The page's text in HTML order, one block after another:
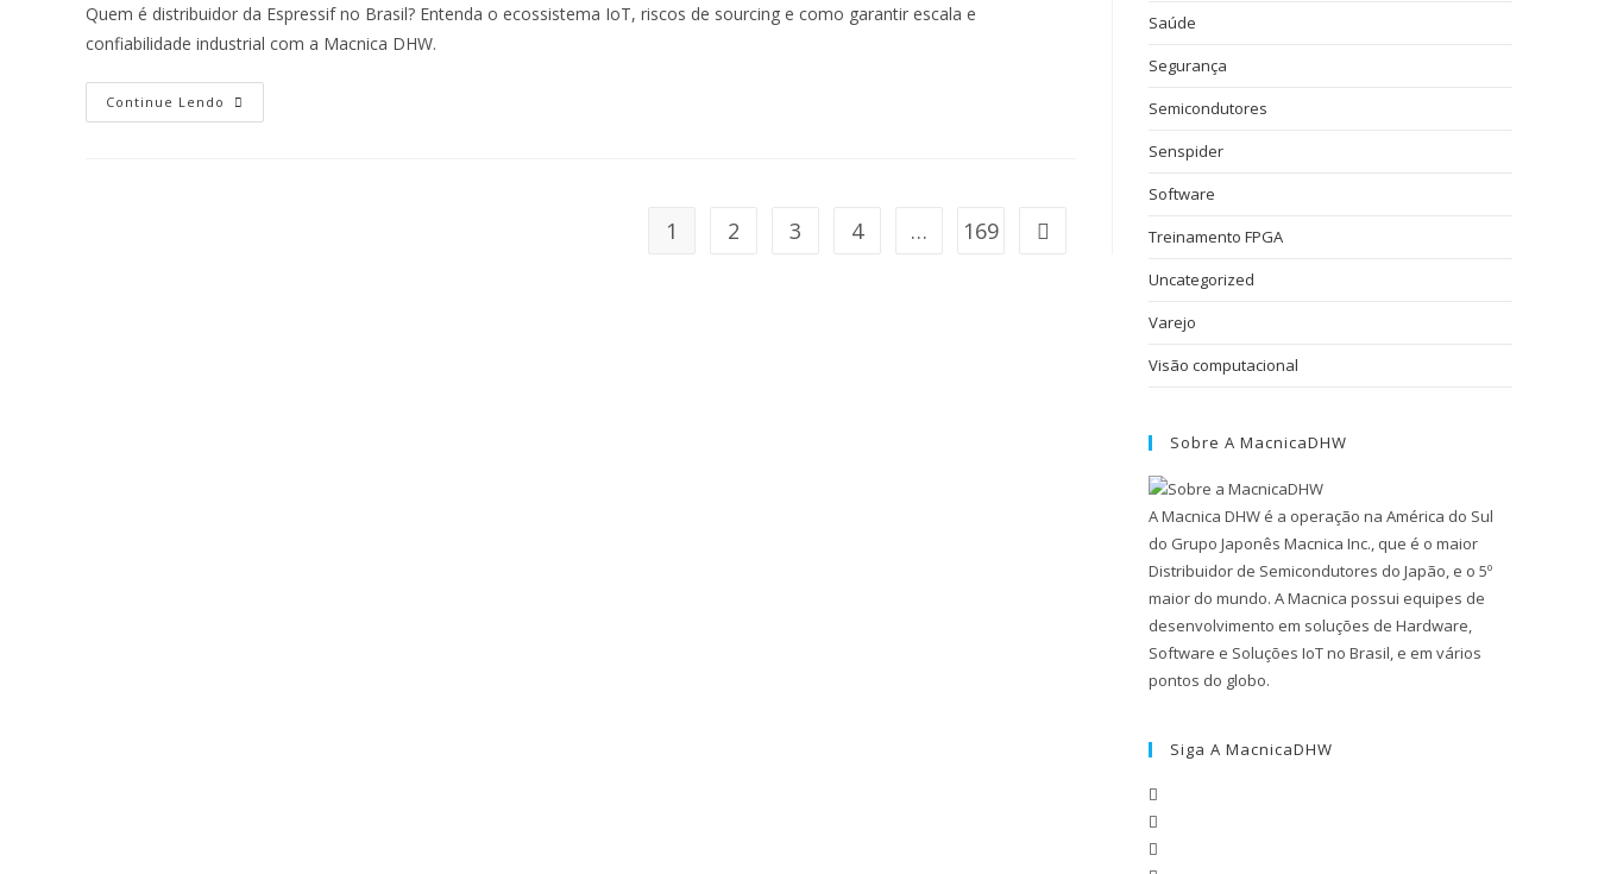
Quem é distribuidor da Espressif no Brasil? Entenda o ecossistema IoT, riscos de sourcing e como garantir escala e
confiabilidade industrial com a Macnica DHW.
Continue Lendo
1 2 3 4 … 169
Saúde
Segurança
Semicondutores
Senspider
Software
Treinamento FPGA
Uncategorized
Varejo
Visão computacional
Sobre A MacnicaDHW
A Macnica DHW é a operação na América do Sul
do Grupo Japonês Macnica Inc., que é o maior
Distribuidor de Semicondutores do Japão, e o 5º
maior do mundo. A Macnica possui equipes de
desenvolvimento em soluções de Hardware,
Software e Soluções IoT no Brasil, e em vários
pontos do globo.
Siga A MacnicaDHW